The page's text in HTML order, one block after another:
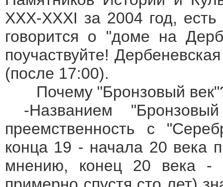
XXX-XXXI за 2004 год,
говорится о "доме на
поучаствуйте!
(после 17:00).
Почему "Бронзовый
-Названием
преемственность с
конца 19 - начала 20 века
мнению, конец 20 века -